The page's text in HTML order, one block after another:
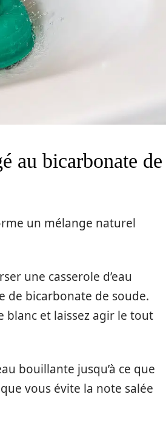
au bicarbonate de
un mélange naturel
une casserole d’eau
de bicarbonate de soude.
blanc et laissez agir le tout
bouillante jusqu’à ce que
vous évite la note salée